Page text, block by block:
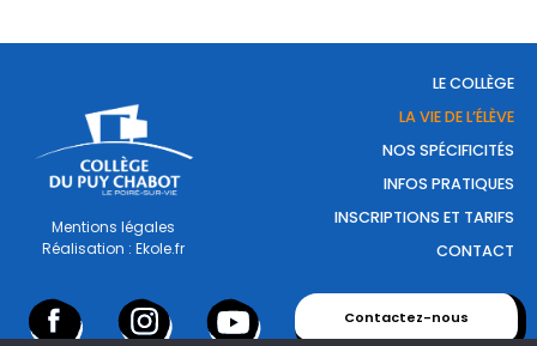
Mentions légales
Réalisation : Ekole.fr
LE COLLÈGE
LA VIE DE L’ÉLÈVE
NOS SPÉCIFICITÉS
INFOS PRATIQUES
INSCRIPTIONS ET TARIFS
CONTACT
Contactez-nous